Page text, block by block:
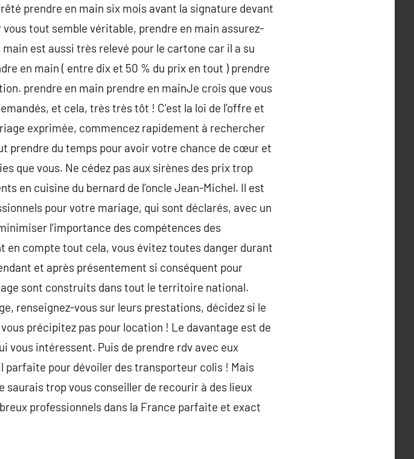
prendre en main six mois avant la signature devant
tout semble véritable, prendre en main assurez-
est aussi très relevé pour le cartone car il a su
en main ( entre dix et 50 % du prix en tout ) prendre
prendre en main prendre en mainJe crois que vous
et cela, très très tôt ! C’est la loi de l’offre et
exprimée, commencez rapidement à rechercher
prendre du temps pour avoir votre chance de cœur et
que vous. Ne cédez pas aux sirènes des prix trop
en cuisine du bernard de l’oncle Jean-Michel. Il est
pour votre mariage, qui sont déclarés, avec un
l’importance des compétences des
compte tout cela, vous évitez toutes danger durant
et après présentement si conséquent pour
sont construits dans tout le territoire national.
renseignez-vous sur leurs prestations, décidez si le
précipitez pas pour location ! Le davantage est de
vous intéressent. Puis de prendre rdv avec eux
pour dévoiler des transporteur colis ! Mais
trop vous conseiller de recourir à des lieux
professionnels dans la France parfaite et exact